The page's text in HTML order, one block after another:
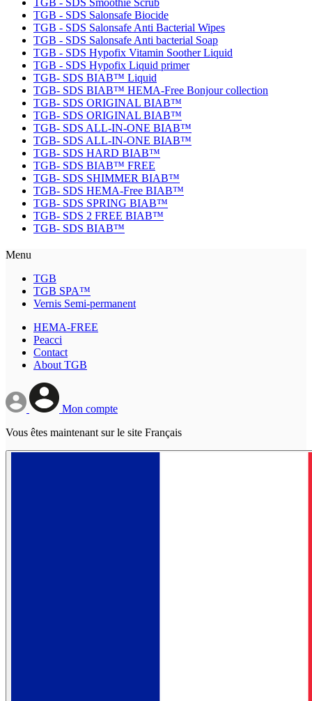
TGB - SDS Salonsafe Biocide
TGB - SDS Salonsafe Anti Bacterial Wipes
TGB - SDS Salonsafe Anti bacterial Soap
TGB - SDS Hypofix Vitamin Soother Liquid
TGB - SDS Hypofix Liquid primer
TGB- SDS BIAB™ Liquid
TGB- SDS BIAB™ HEMA-Free Bonjour collection
TGB- SDS ORIGINAL BIAB™
TGB- SDS ORIGINAL BIAB™
TGB- SDS ALL-IN-ONE BIAB™
TGB- SDS ALL-IN-ONE BIAB™
TGB- SDS HARD BIAB™
TGB- SDS BIAB™ FREE
TGB- SDS SHIMMER BIAB™
TGB- SDS HEMA-Free BIAB™
TGB- SDS SPRING BIAB™
TGB- SDS 2 FREE BIAB™
TGB- SDS BIAB™
Menu
TGB
TGB SPA™
Vernis Semi-permanent
HEMA-FREE
Peacci
Contact
About TGB
Mon compte
Vous êtes maintenant sur le site Français